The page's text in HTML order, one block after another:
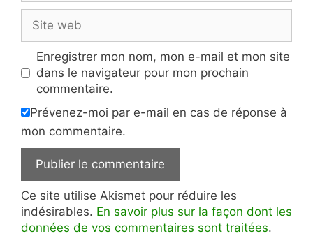
web
Enregistrer mon nom, mon e-mail et mon site
dans le navigateur pour mon prochain
commentaire.
Prévenez-moi par e-mail en cas de réponse à
mon commentaire.
Ce site utilise Akismet pour réduire les
indésirables. En savoir plus sur la façon dont les
données de vos commentaires sont traitées.